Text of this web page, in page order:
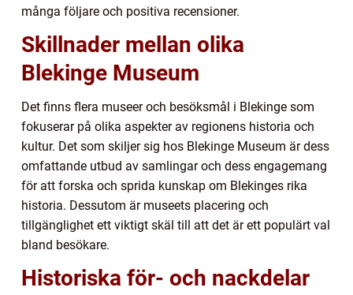
många följare och positiva recensioner.
Skillnader mellan olika
Blekinge Museum
Det finns flera museer och besöksmål i Blekinge som
fokuserar på olika aspekter av regionens historia och
kultur. Det som skiljer sig hos Blekinge Museum är dess
omfattande utbud av samlingar och dess engagemang
för att forska och sprida kunskap om Blekinges rika
historia. Dessutom är museets placering och
tillgänglighet ett viktigt skäl till att det är ett populärt val
bland besökare.
Historiska för- och nackdelar